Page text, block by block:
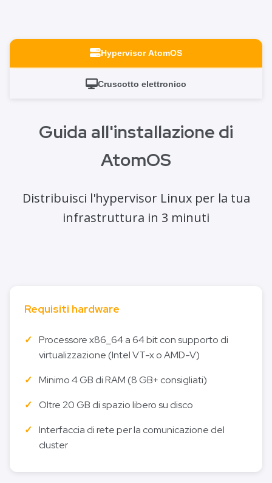
Hypervisor AtomOS
Cruscotto elettronico
Guida all'installazione di
AtomOS
Distribuisci l'hypervisor Linux per la tua
infrastruttura in 3 minuti
Requisiti hardware
Processore x86_64 a 64 bit con supporto di
virtualizzazione (Intel VT-x o AMD-V)
Minimo 4 GB di RAM (8 GB+ consigliati)
Oltre 20 GB di spazio libero su disco
Interfaccia di rete per la comunicazione del
cluster